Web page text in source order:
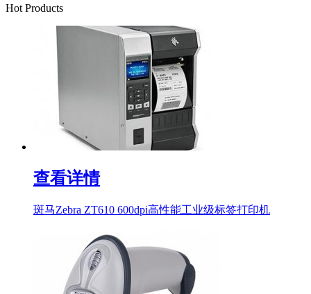
Hot Products
查看详情
斑马Zebra ZT610 600dpi高性能工业级标签打印机